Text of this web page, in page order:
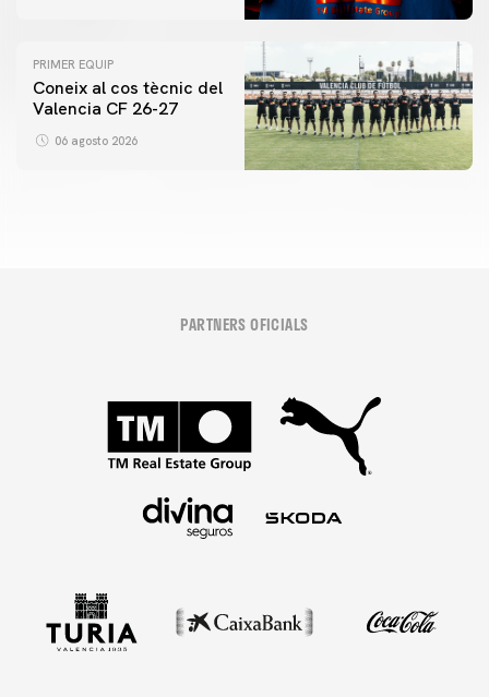
PRIMER EQUIP
Coneix al cos tècnic del
Valencia CF 26-27
06 agosto 2026
PARTNERS OFICIALS